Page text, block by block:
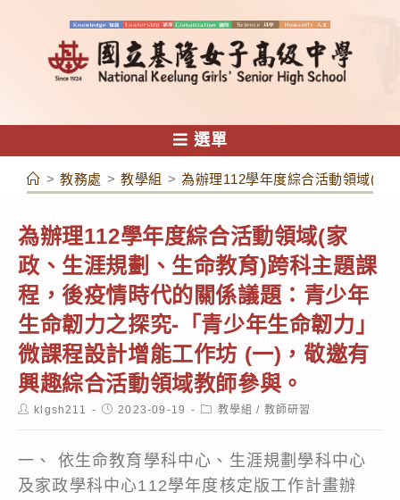
容
選單
> 教務處 > 教學組 > 為辦理112學年度綜合活動領域(家
為辦理112學年度綜合活動領域(家
政、生涯規劃、生命教育)跨科主題課
程，後疫情時代的關係議題：青少年
生命韌力之探究-「青少年生命韌力」
微課程設計增能工作坊 (一)，敬邀有
興趣綜合活動領域教師參與。
Postklgsh211
Post2023-09-19
Post教學組 / 教師研習
一、 依生命教育學科中心、生涯規劃學科中心
及家政學科中心112學年度核定版工作計畫辦